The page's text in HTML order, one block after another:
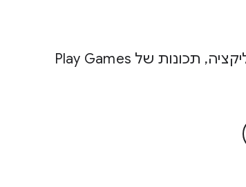
משחק לדוגמה ב-Unity וב-Godot להדגמת רכישות באפליקציה, תכונות של Play Games